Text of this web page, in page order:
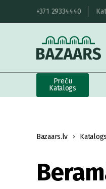
+371 29334440
Preču
Katalogs
Bazaars.lv Katalogs